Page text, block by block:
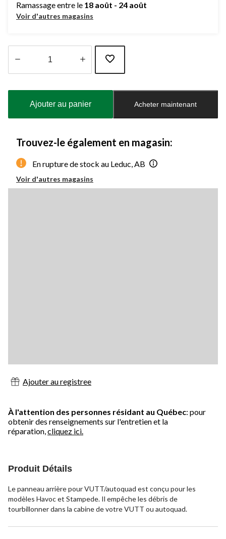
Ramassage entre le 18 août - 24 août
Voir d'autres magasins
à
Ajouter au panier Acheter maintenant
Trouvez-le également en magasin:
En rupture de stock au Leduc, AB
Voir d'autres magasins
Ajouter au registree
À l'attention des personnes résidant au Québec: pour
obtenir des renseignements sur l'entretien et la
réparation,cliquez ici.
Produit Détails
Le panneau arrière pour VUTT/autoquad est conçu pour les
modèles Havoc et Stampede. Il empêche les débris de
tourbillonner dans la cabine de votre VUTT ou autoquad.